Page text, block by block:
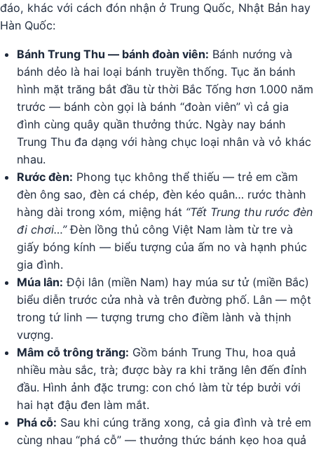
đáo, khác với cách đón nhận ở Trung Quốc, Nhật Bản hay
Hàn Quốc:
Bánh Trung Thu — bánh đoàn viên: Bánh nướng và
bánh dẻo là hai loại bánh truyền thống. Tục ăn bánh
hình mặt trăng bắt đầu từ thời Bắc Tống hơn 1.000 năm
trước — bánh còn gọi là bánh “đoàn viên” vì cả gia
đình cùng quây quần thưởng thức. Ngày nay bánh
Trung Thu đa dạng với hàng chục loại nhân và vỏ khác
nhau.
Rước đèn: Phong tục không thể thiếu — trẻ em cầm
đèn ông sao, đèn cá chép, đèn kéo quân… rước thành
hàng dài trong xóm, miệng hát “Tết Trung thu rước đèn
đi chơi…”Đèn lồng thủ công Việt Nam làm từ tre và
giấy bóng kính — biểu tượng của ấm no và hạnh phúc
gia đình.
Múa lân: Đội lân (miền Nam) hay múa sư tử (miền Bắc)
biểu diễn trước cửa nhà và trên đường phố. Lân — một
trong tứ linh — tượng trưng cho điềm lành và thịnh
vượng.
Mâm cỗ trông trăng: Gồm bánh Trung Thu, hoa quả
nhiều màu sắc, trà; được bày ra khi trăng lên đến đỉnh
đầu. Hình ảnh đặc trưng: con chó làm từ tép bưởi với
hai hạt đậu đen làm mắt.
Phá cỗ: Sau khi cúng trăng xong, cả gia đình và trẻ em
cùng nhau “phá cỗ” — thưởng thức bánh kẹo hoa quả